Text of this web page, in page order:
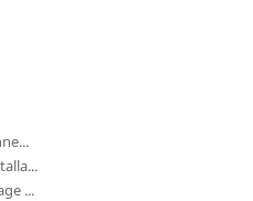
Situé dans un environnement tranquille
Plein d'activités et installations
Situé au bord de la plage et la mer